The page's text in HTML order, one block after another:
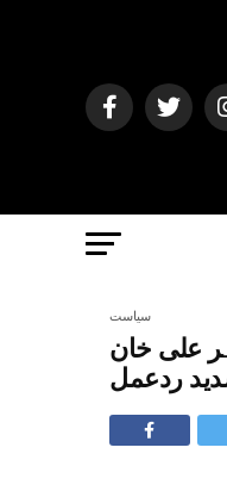
سیاست
علی خان
ردعمل